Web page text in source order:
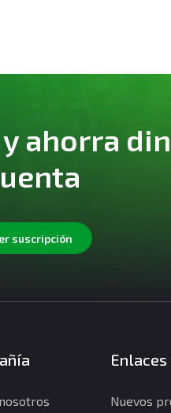
ahorra
suscripción
Nuevos